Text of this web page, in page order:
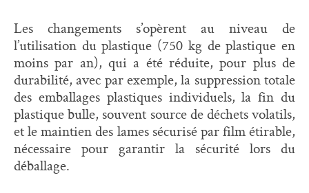
Les changements s’opèrent au niveau de
l’utilisation du plastique (750 kg de plastique en
moins par an), qui a été réduite, pour plus de
durabilité, avec par exemple, la suppression totale
des emballages plastiques individuels, la fin du
plastique bulle, souvent source de déchets volatils,
et le maintien des lames sécurisé par film étirable,
nécessaire pour garantir la sécurité lors du
déballage.